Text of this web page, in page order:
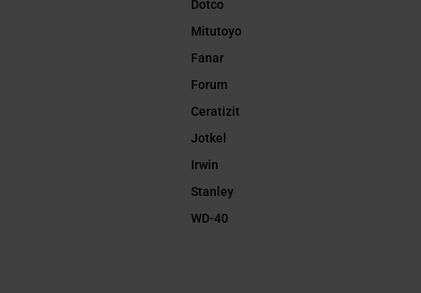
Dotco
Mitutoyo
Fanar
Forum
Ceratizit
Jotkel
Irwin
Stanley
WD-40